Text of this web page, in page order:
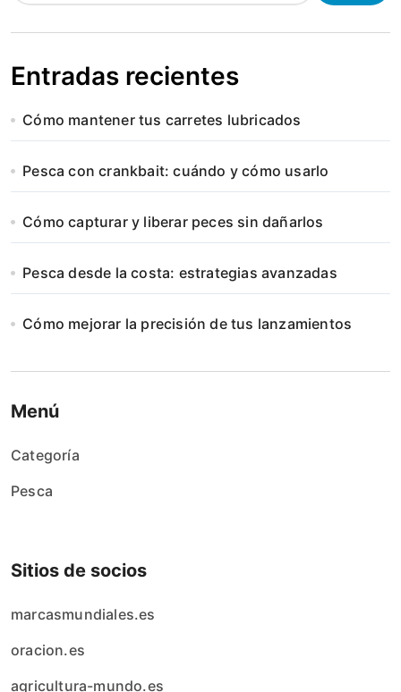
Entradas recientes
Cómo mantener tus carretes lubricados
Pesca con crankbait: cuándo y cómo usarlo
Cómo capturar y liberar peces sin dañarlos
Pesca desde la costa: estrategias avanzadas
Cómo mejorar la precisión de tus lanzamientos
Menú
Categoría
Pesca
Sitios de socios
marcasmundiales.es
oracion.es
agricultura-mundo.es